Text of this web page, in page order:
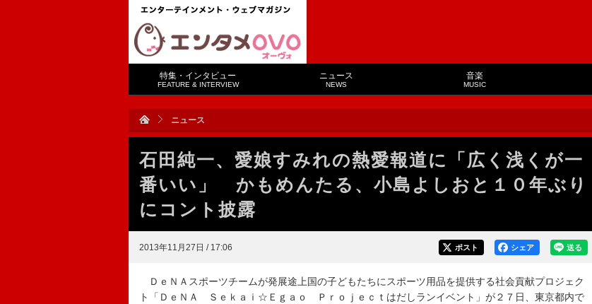
特集・インタビュー
FEATURE & INTERVIEW
ニュース
NEWS
音楽
MUSIC
ニュース
石田純一、愛娘すみれの熱愛報道に「広く浅くが一
番いい」 かもめんたる、小島よしおと１０年ぶり
にコント披露
2013年11月27日 / 17:06 送る
シェア
ポスト
ＤｅＮＡスポーツチームが発展途上国の子どもたちにスポーツ用品を提供する社会貢献プロジェク
ト「ＤｅＮＡ Ｓｅｋａｉ☆Ｅｇａｏ Ｐｒｏｊｅｃｔはだしランイベント」が２７日、東京都内で